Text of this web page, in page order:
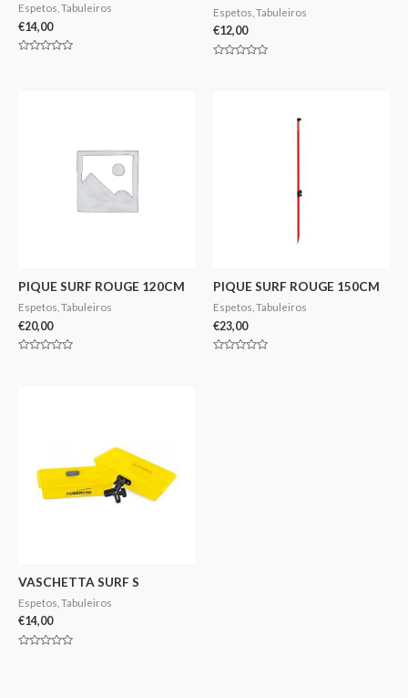
Espetos, Tabuleiros
€14,00
Espetos, Tabuleiros
€12,00
PIQUE SURF ROUGE 120CM
Espetos, Tabuleiros
€20,00
PIQUE SURF ROUGE 150CM
Espetos, Tabuleiros
€23,00
VASCHETTA SURF S
Espetos, Tabuleiros
€14,00